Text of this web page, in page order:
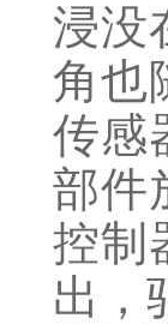
浸没
角也
传感
部件
控制
出，